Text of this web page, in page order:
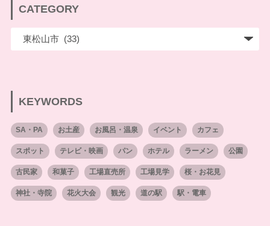
CATEGORY
KEYWORDS
SA・PA お土産 お風呂・温泉 イベント カフェ
スポット テレビ・映画 パン ホテル ラーメン 公園
古民家 和菓子 工場直売所 工場見学 桜・お花見
神社・寺院 花火大会 観光 道の駅 駅・電車